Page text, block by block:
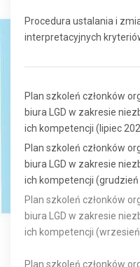
Procedura ustalania i
interpretacyjnych
Plan szkoleń członków
biura LGD w zakresie
ich kompetencji (lipiec
Plan szkoleń członków
biura LGD w zakresie
ich kompetencji (grudzień
Plan szkoleń członków
biura LGD w zakresie
ich kompetencji
Plan szkoleń członków